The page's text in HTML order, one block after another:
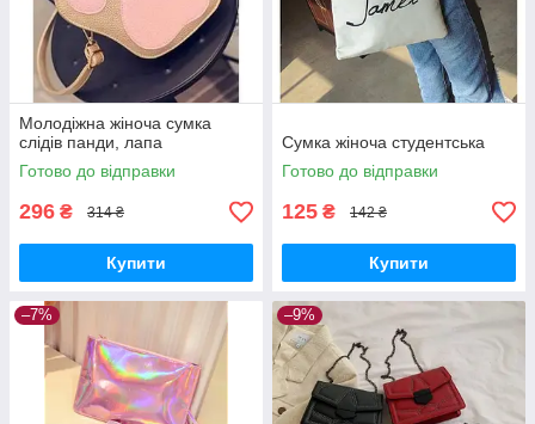
Молодіжна жіноча сумка
слідів панди, лапа
Готово до відправки
296 ₴ 314 ₴
Купити
Сумка жіноча студентська
Готово до відправки
125 ₴ 142 ₴
Купити
–7% –9%